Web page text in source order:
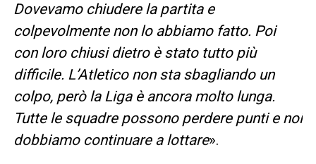
Dovevamo chiudere la partita e
colpevolmente non lo abbiamo fatto. Poi
con loro chiusi dietro è stato tutto più
difficile. L’Atletico non sta sbagliando un
colpo, però la Liga è ancora molto lunga.
Tutte le squadre possono perdere punti e noi
dobbiamo continuare a lottare».